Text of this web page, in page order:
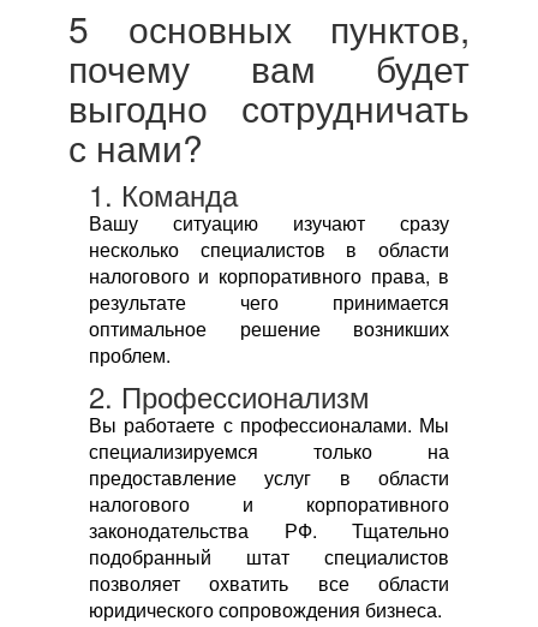
5 основных пунктов,
почему вам будет
выгодно сотрудничать
с нами?
1. Команда
Вашу ситуацию изучают сразу
несколько специалистов в области
налогового и корпоративного права, в
результате чего принимается
оптимальное решение возникших
проблем.
2. Профессионализм
Вы работаете с профессионалами. Мы
специализируемся только на
предоставление услуг в области
налогового и корпоративного
законодательства РФ. Тщательно
подобранный штат специалистов
позволяет охватить все области
юридического сопровождения бизнеса.